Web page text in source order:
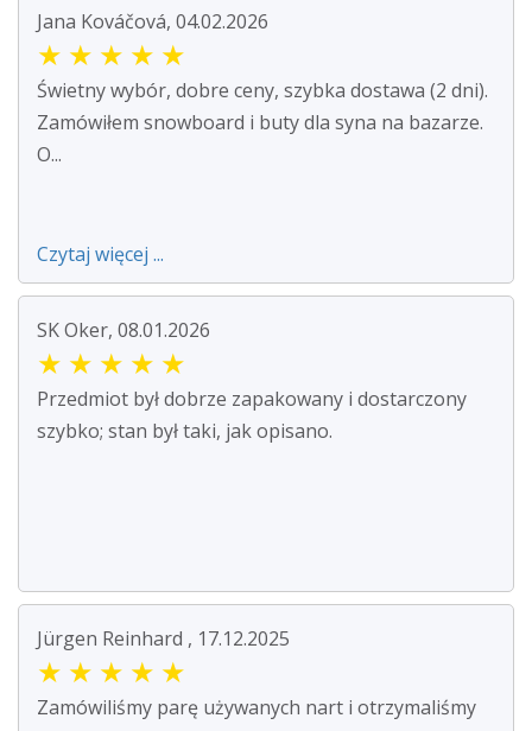
Jana Kováčová, 04.02.2026
★ ★ ★ ★ ★
Świetny wybór, dobre ceny, szybka dostawa (2 dni).
Zamówiłem snowboard i buty dla syna na bazarze.
O...
Czytaj więcej ...
SK Oker, 08.01.2026
★ ★ ★ ★ ★
Przedmiot był dobrze zapakowany i dostarczony
szybko; stan był taki, jak opisano.
Jürgen Reinhard , 17.12.2025
★ ★ ★ ★ ★
Zamówiliśmy parę używanych nart i otrzymaliśmy